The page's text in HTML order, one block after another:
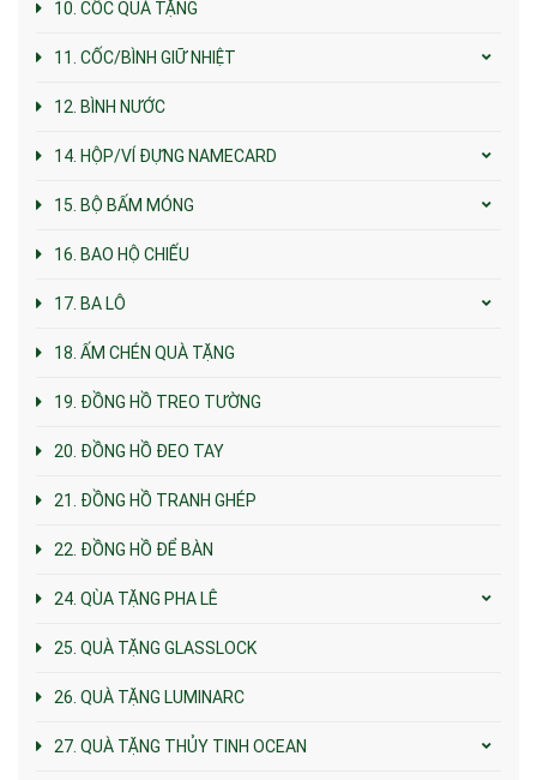
10. CỐC QUÀ TẶNG
11. CỐC/BÌNH GIỮ NHIỆT
12. BÌNH NƯỚC
14. HỘP/VÍ ĐỰNG NAMECARD
15. BỘ BẤM MÓNG
16. BAO HỘ CHIẾU
17. BA LÔ
18. ẤM CHÉN QUÀ TẶNG
19. ĐỒNG HỒ TREO TƯỜNG
20. ĐỒNG HỒ ĐEO TAY
21. ĐỒNG HỒ TRANH GHÉP
22. ĐỒNG HỒ ĐỂ BÀN
24. QÙA TẶNG PHA LÊ
25. QUÀ TẶNG GLASSLOCK
26. QUÀ TẶNG LUMINARC
27. QUÀ TẶNG THỦY TINH OCEAN